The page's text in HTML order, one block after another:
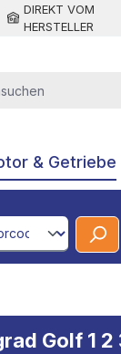
DIREKT VOM
HERSTELLER
& Getriebe
Golf 1